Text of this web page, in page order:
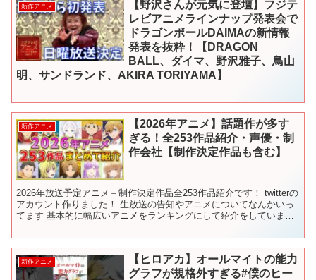
新作アニメ
【野沢さんが元気に登壇】フジテ
レビアニメラインナップ発表会で
ドラゴンボールDAIMAの新情報
発表を抜粋！【DRAGON
BALL、ダイマ、野沢雅子、鳥山
明、サンドランド、AKIRA TORIYAMA】
新作アニメ
【2026年アニメ】話題作が多す
ぎる！全253作品紹介・声優・制
作会社【制作決定作品も含む】
2026年放送予定アニメ＋制作決定作品全253作品紹介です！ twitterの
アカウント作りました！ 生放送の告知やアニメについてなんかいっ
てます 基本的に幅広いアニメをランキングにして紹介をしていま
新作アニメ
【ヒロアカ】オールマイトの能力
グラフが規格外すぎる#僕のヒー